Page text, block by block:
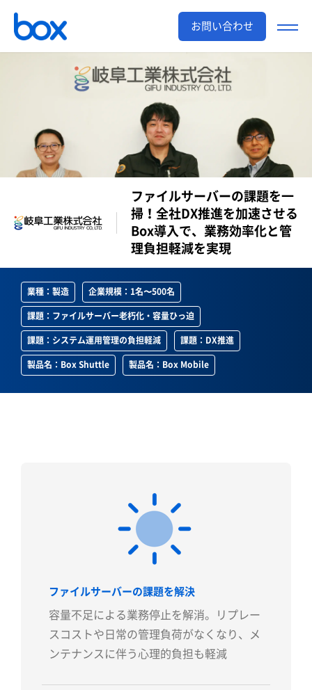
お問い合わせ
ファイルサーバーの課題を一
掃！全社DX推進を加速させる
Box導入で、業務効率化と管
理負担軽減を実現
業種：製造 企業規模：1名〜500名
課題：ファイルサーバー老朽化・容量ひっ迫
課題：システム運用管理の負担軽減 課題：DX推進
製品名：Box Shuttle 製品名：Box Mobile
ファイルサーバーの課題を解決
容量不足による業務停止を解消。リプレー
スコストや日常の管理負荷がなくなり、メ
ンテナンスに伴う心理的負担も軽減